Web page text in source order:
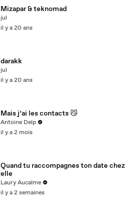
Mizapar & teknomad
jul
il y a 20 ans
darakk
jul
il y a 20 ans
Mais j’ai les contacts 😼
Antoine Delp
il y a 2 mois
Quand tu raccompagnes ton date chez
elle
Laury Aucalme
il y a 2 semaines